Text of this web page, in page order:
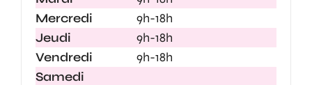
Mercredi
9h-18h
Jeudi
9h-18h
Vendredi
9h-18h
Samedi